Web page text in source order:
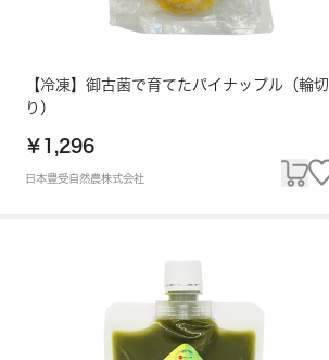
【冷凍】御古菌で育てたパイナップル（輪切
り）
￥1,296
日本豊受自然農株式会社